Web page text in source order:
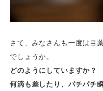
さて、みなさんも一度は目
でしょうか。
どのようにしていますか？
何滴も差したり、パチパチ